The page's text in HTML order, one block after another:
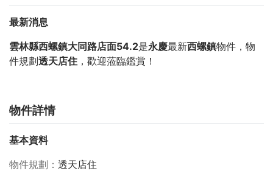
最新消息
雲林縣西螺鎮大同路店面54.2是永慶最新西螺鎮物件，物
件規劃透天店住 ，歡迎蒞臨鑑賞！
物件詳情
基本資料
物件規劃
透天店住